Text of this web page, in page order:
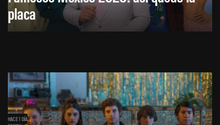
placa
HACE 1 DÍA